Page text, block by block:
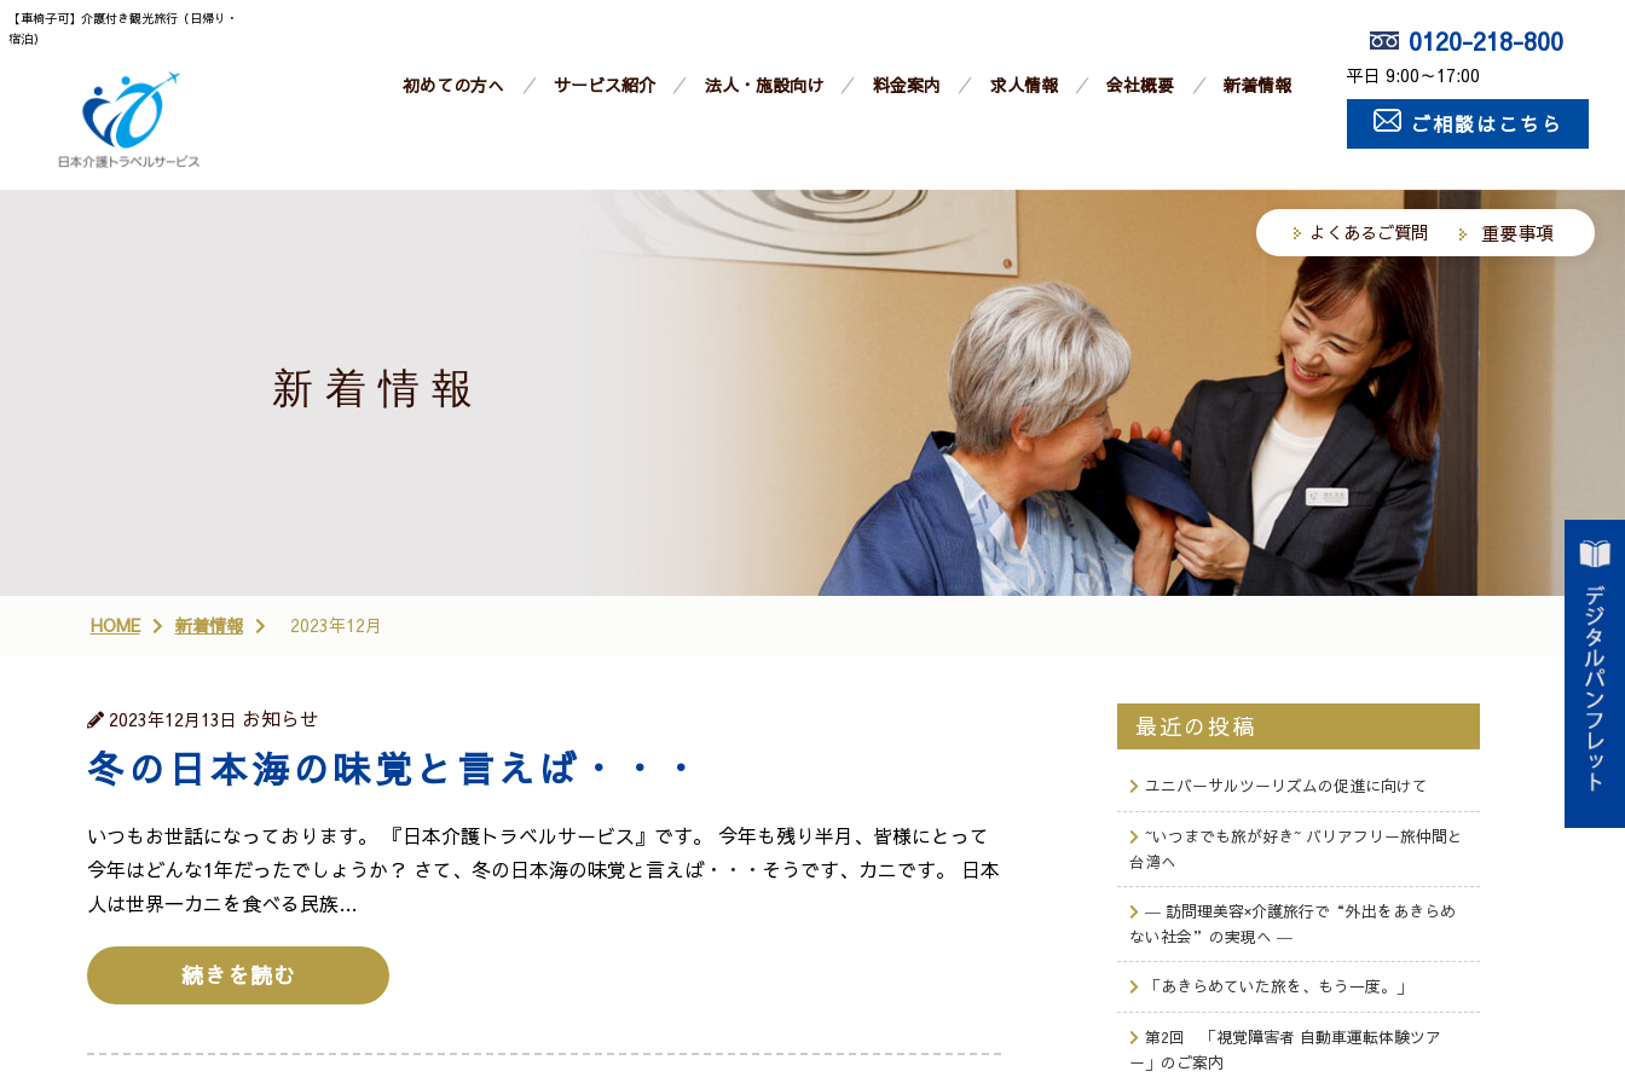
【車椅子可】介護付き観光旅行（日帰り・
宿泊）
初めての方へ サービス紹介 法人・施設向け 料金案内 求人情報 会社概要 新着情報
0120-218-800
平日 9:00～17:00
ご相談はこちら
よくあるご質問 重要事項
新着情報
HOME 2023年12月
新着情報
2023年12月13日 お知らせ
冬の日本海の味覚と言えば・・・
いつもお世話になっております。 『日本介護トラベルサービス』です。 今年も残り半月、皆様にとって
今年はどんな1年だったでしょうか？ さて、冬の日本海の味覚と言えば・・・そうです、カニです。 日本
人は世界一カニを食べる民族…
続きを読む
最近の投稿
ユニバーサルツーリズムの促進に向けて
~いつまでも旅が好き~ バリアフリー旅仲間と
台湾へ
― 訪問理美容×介護旅行で“外出をあきらめ
ない社会”の実現へ ―
「あきらめていた旅を、もう一度。」
第2回 「視覚障害者 自動車運転体験ツア
ー」のご案内